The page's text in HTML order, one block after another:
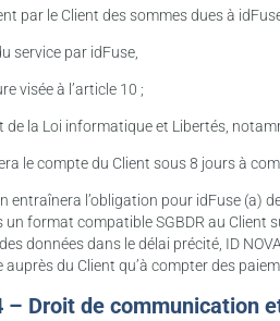
par le Client des sommes dues à
service par idFuse,
visée à l’article 10 ;
de la Loi informatique et Libertés,
le compte du Client sous 8 jours à
entraînera l’obligation pour idFuse (a)
un format compatible SGBDR au Client
données dans le délai précité, ID
auprès du Client qu’à compter des
– Droit de communication